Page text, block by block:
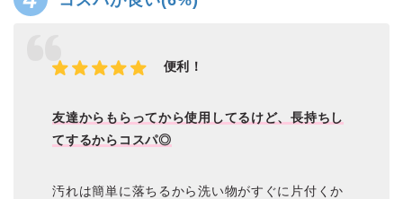
便利！
友達からもらってから使用してるけど、長持ちし
てするからコスパ◎
汚れは簡単に落ちるから洗い物がすぐに片付くか